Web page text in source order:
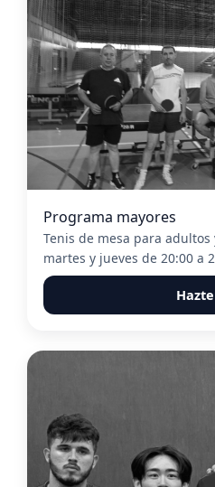
Programa mayores
Tenis de mesa para
martes y jueves de 20:00 a